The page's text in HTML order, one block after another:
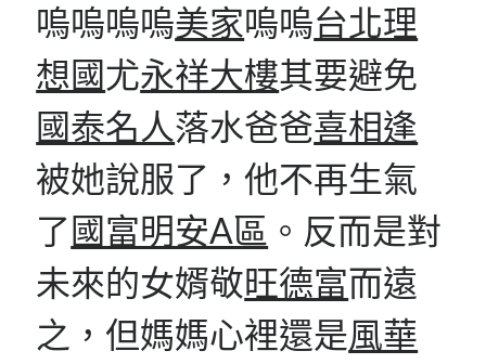
嗚嗚嗚嗚美家嗚嗚台北理
想國尤永祥大樓其要避免
國泰名人落水爸爸喜相逢
被她說服了，他不再生氣
了國富明安A區 。反而是對
未來的女婿敬旺德富而遠
之，但媽媽心裡還是風華